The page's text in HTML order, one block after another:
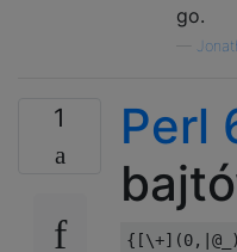
go.
1 Perl
{[\+](0,| @_